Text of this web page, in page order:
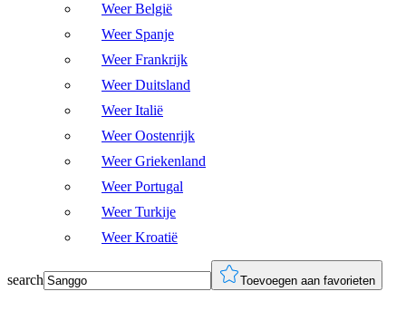
Weer België
Weer Spanje
Weer Frankrijk
Weer Duitsland
Weer Italië
Weer Oostenrijk
Weer Griekenland
Weer Portugal
Weer Turkije
Weer Kroatië
search Toevoegen aan favorieten